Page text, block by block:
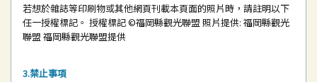
若想於雜誌等印刷物或其他網頁刊載本頁面的照片時，請註明以下
任一授權標記。 授權標記©福岡縣觀光聯盟 照片提供: 福岡縣觀光
聯盟 福岡縣觀光聯盟提供
禁止事項